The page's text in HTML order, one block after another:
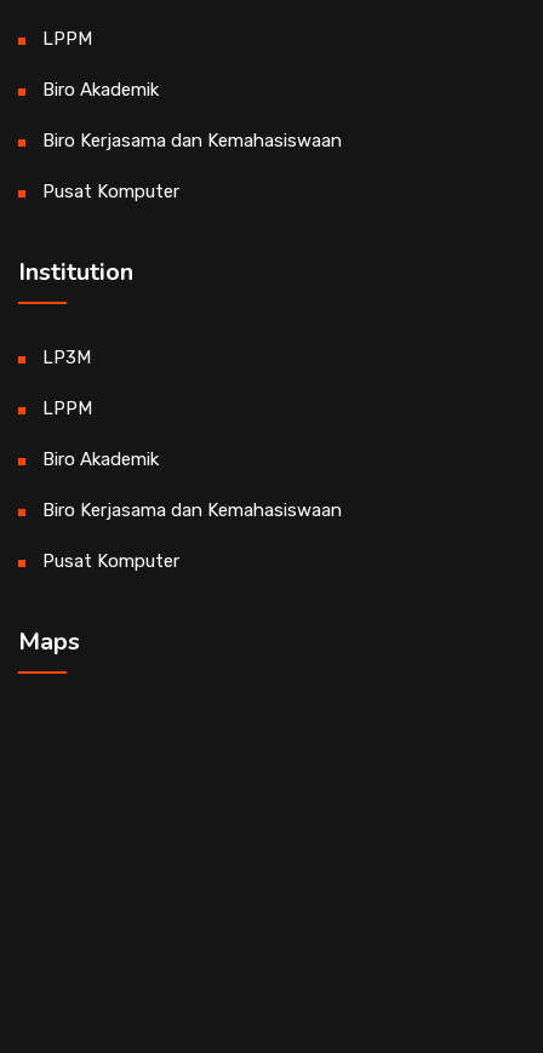
LPPM
Biro Akademik
Biro Kerjasama dan Kemahasiswaan
Pusat Komputer
Institution
LP3M
LPPM
Biro Akademik
Biro Kerjasama dan Kemahasiswaan
Pusat Komputer
Maps